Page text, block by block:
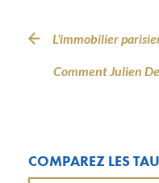
L’immobilier
Comment Julien
COMPAREZ LES